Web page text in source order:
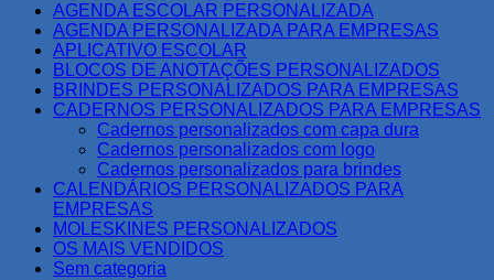
AGENDA ESCOLAR PERSONALIZADA
AGENDA PERSONALIZADA PARA EMPRESAS
APLICATIVO ESCOLAR
BLOCOS DE ANOTAÇÕES PERSONALIZADOS
BRINDES PERSONALIZADOS PARA EMPRESAS
CADERNOS PERSONALIZADOS PARA EMPRESAS
Cadernos personalizados com capa dura
Cadernos personalizados com logo
Cadernos personalizados para brindes
CALENDÁRIOS PERSONALIZADOS PARA
EMPRESAS
MOLESKINES PERSONALIZADOS
OS MAIS VENDIDOS
Sem categoria